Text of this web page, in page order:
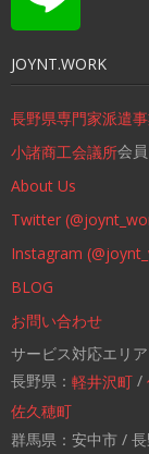
JOYNT.WORK
長野県専門家派遣
小諸商工会議所会員
About Us
Twitter
Instagram
BLOG
お問い合わせ
サービス対応エリア
長野県： 軽井沢町 /
佐久穂町
群馬県：安中市 /